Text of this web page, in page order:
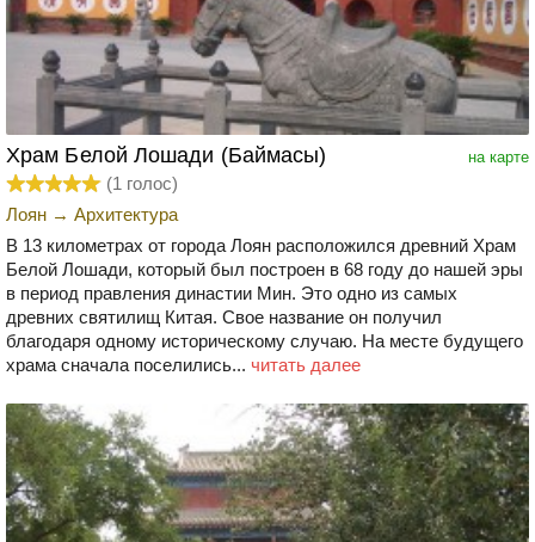
на карте
Храм Белой Лошади (Баймасы)
(1 голос)
Лоян → Архитектура
В 13 километрах от города Лоян расположился древний Храм
Белой Лошади, который был построен в 68 году до нашей эры
в период правления династии Мин. Это одно из самых
древних святилищ Китая. Свое название он получил
благодаря одному историческому случаю. На месте будущего
храма сначала поселились... читать далее